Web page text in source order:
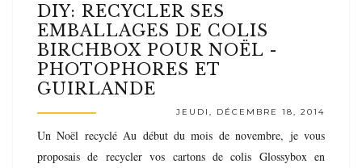
DIY: RECYCLER SES
EMBALLAGES DE COLIS
BIRCHBOX POUR NOËL -
PHOTOPHORES ET
GUIRLANDE
JEUDI, DÉCEMBRE 18, 2014
Un Noël recyclé Au début du mois de novembre, je vous
proposais de recycler vos cartons de colis Glossybox en